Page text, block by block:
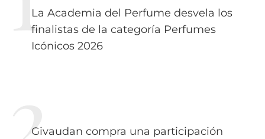
La Academia del Perfume desvela los
finalistas de la categoría Perfumes
Icónicos 2026
Givaudan compra una participación